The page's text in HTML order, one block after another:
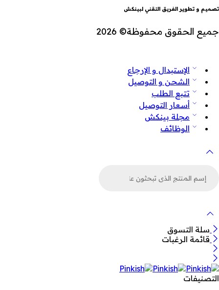
تصميم و تطوير الفريق التقني لبينكش
جميع الحقوق محفوظة© 2026
الإستبدال و الإرجاع
الشحن و التوصيل
تتبع الطلب
أسعار التوصيل
مجلة بينكش
الوظائف
سلة التسوق
قائمة الرغبات
التصنيفات